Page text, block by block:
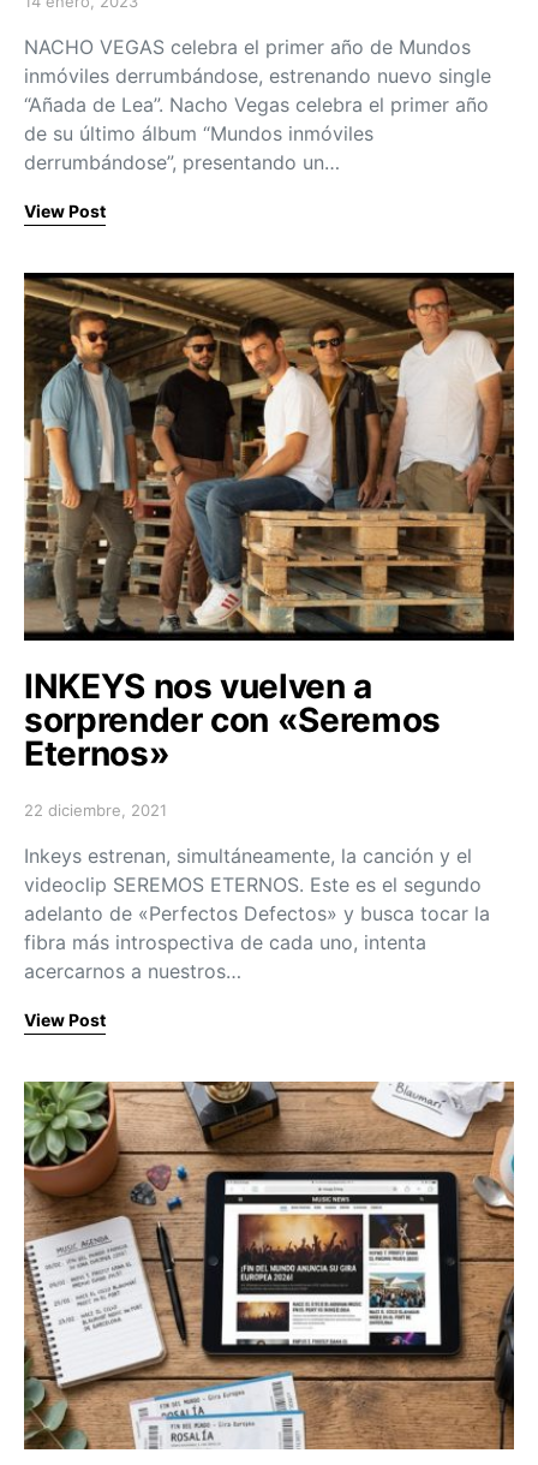
Posted on
NACHO VEGAS celebra el primer año de Mundos
inmóviles derrumbándose, estrenando nuevo single
“Añada de Lea”. Nacho Vegas celebra el primer año
de su último álbum “Mundos inmóviles
derrumbándose”, presentando un…
View Post
INKEYS nos vuelven a
sorprender con «Seremos
Eternos»
Posted on
22 diciembre, 2021
Inkeys estrenan, simultáneamente, la canción y el
videoclip SEREMOS ETERNOS. Este es el segundo
adelanto de «Perfectos Defectos» y busca tocar la
fibra más introspectiva de cada uno, intenta
acercarnos a nuestros…
View Post